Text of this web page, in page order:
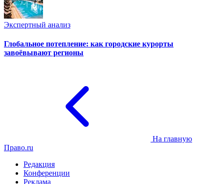
Экспертный анализ
Глобальное потепление: как городские курорты
завоёвывают регионы
На главную
Право.ru
Редакция
Конференции
Реклама